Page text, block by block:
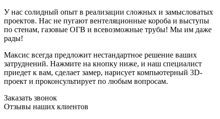
У нас солидный опыт в реализации сложных и замысловатых
проектов. Нас не пугают вентеляционные короба и выступы
по стенам, газовые ОГВ и всевозможные трубы! Мы им даже
рады!
Максис всегда предложит нестандартное решение ваших
затруднений. Нажмите на кнопку ниже, и наш специалист
приедет к вам, сделает замер, нарисует компьютерный 3D-
проект и проконсультирует по любым вопросам.
Заказать звонок
Отзывы наших клиентов